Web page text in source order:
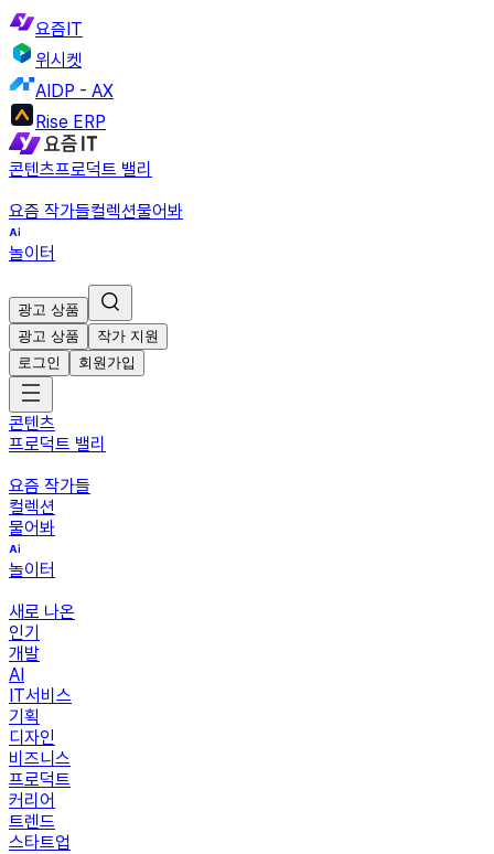
요즘IT
위시켓
AIDP - AX
Rise ERP
콘텐츠프로덕트 밸리
요즘 작가들컬렉션물어봐
놀이터
광고 상품
광고 상품
작가 지원
로그인
회원가입
콘텐츠
프로덕트 밸리
요즘 작가들
컬렉션
물어봐
놀이터
새로 나온
인기
개발
AI
IT서비스
기획
디자인
비즈니스
프로덕트
커리어
트렌드
스타트업